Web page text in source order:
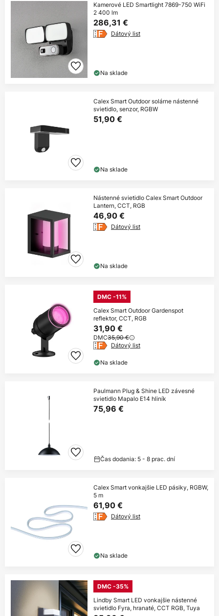
Kamerové LED Smartlight 7869-750 WiFi
2 400 lm
286,31 €
Dátový list
Na sklade
Calex Smart Outdoor solárne nástenné
svietidlo, senzor, RGBW
51,90 €
Na sklade
Nástenné svietidlo Calex Smart Outdoor
Lantern, CCT, RGB
46,90 €
Dátový list
Na sklade
DMC -11%
Calex Smart Outdoor Gardenspot
reflektor, CCT, RGB
31,90 €
DMC35,90 €
Dátový list
Na sklade
Paulmann Plug & Shine LED závesné
svietidlo Mapalo E14 hliník
75,96 €
Čas dodania: 5 - 8 prac. dní
Calex Smart vonkajšie LED pásiky, RGBW,
5 m
61,90 €
Dátový list
Na sklade
DMC -35%
Lindby Smart LED vonkajšie nástenné
svietidlo Fyra, hranaté, CCT RGB, Tuya